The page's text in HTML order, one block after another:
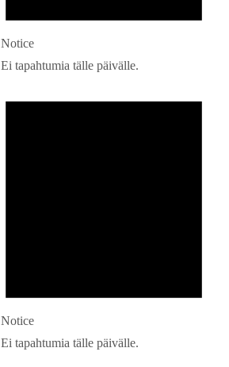
Notice
Ei tapahtumia tälle päivälle.
Notice
Ei tapahtumia tälle päivälle.